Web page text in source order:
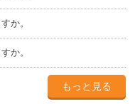
か。
か。
もっと見る